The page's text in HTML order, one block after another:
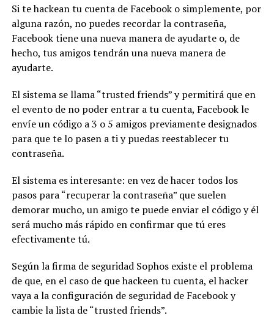
Si te hackean tu cuenta de Facebook o simplemente, por
alguna razón, no puedes recordar la contraseña,
Facebook tiene una nueva manera de ayudarte o, de
hecho, tus amigos tendrán una nueva manera de
ayudarte.
El sistema se llama “trusted friends” y permitirá que en
el evento de no poder entrar a tu cuenta, Facebook le
envíe un código a 3 o 5 amigos previamente designados
para que te lo pasen a ti y puedas reestablecer tu
contraseña.
El sistema es interesante: en vez de hacer todos los
pasos para “recuperar la contraseña” que suelen
demorar mucho, un amigo te puede enviar el código y él
será mucho más rápido en confirmar que tú eres
efectivamente tú.
Según la firma de seguridad Sophos existe el problema
de que, en el caso de que hackeen tu cuenta, el hacker
vaya a la configuración de seguridad de Facebook y
cambie la lista de “trusted friends”.